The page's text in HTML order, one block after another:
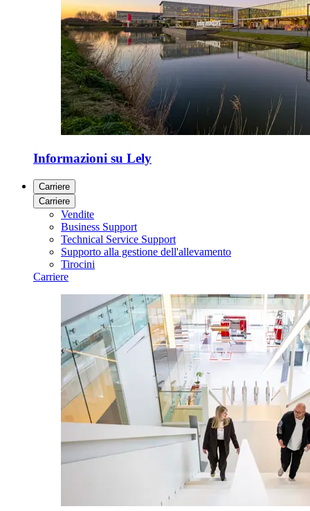
Informazioni su Lely
Carriere
Carriere
Vendite
Business Support
Technical Service Support
Supporto alla gestione dell'allevamento
Tirocini
Carriere